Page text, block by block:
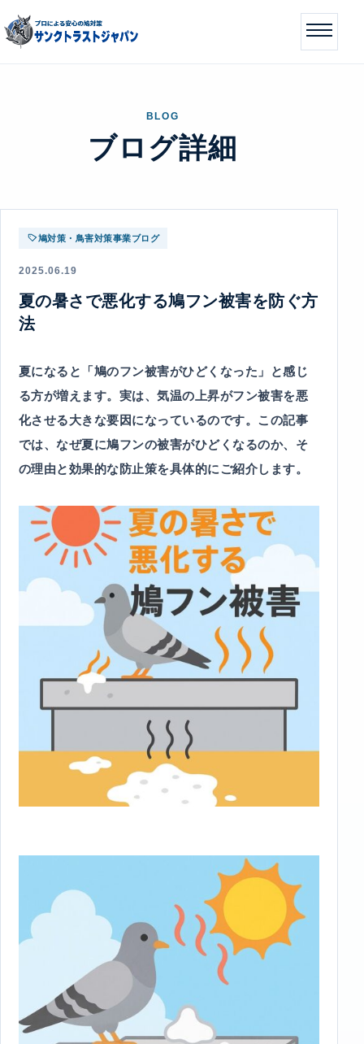
BLOG
ブログ詳細
鳩対策・鳥害対策事業ブログ
2025.06.19
夏の暑さで悪化する鳩フン被害を防ぐ方
法
夏になると「鳩のフン被害がひどくなった」と感じ
る方が増えます。実は、気温の上昇がフン被害を悪
化させる大きな要因になっているのです。この記事
では、なぜ夏に鳩フンの被害がひどくなるのか、そ
の理由と効果的な防止策を具体的にご紹介します。